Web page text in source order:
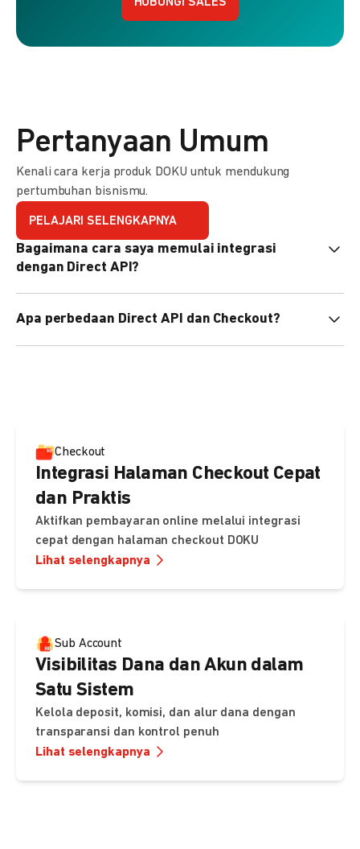
HUBUNGI SALES
Pertanyaan Umum
Kenali cara kerja produk DOKU untuk mendukung
pertumbuhan bisnismu.
PELAJARI SELENGKAPNYA
Bagaimana cara saya memulai integrasi
dengan Direct API?
pemrograman untuk membantu integrasi Anda. Pelajari
Apa perbedaan Direct API dan Checkout?
Checkout
Integrasi Halaman Checkout Cepat
dan Praktis
Aktifkan pembayaran online melalui integrasi
cepat dengan halaman checkout DOKU
Lihat selengkapnya
Sub Account
Visibilitas Dana dan Akun dalam
Satu Sistem
Kelola deposit, komisi, dan alur dana dengan
transparansi dan kontrol penuh
Lihat selengkapnya